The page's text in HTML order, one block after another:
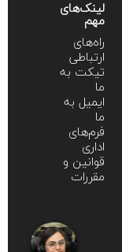
لینک‌های
مهم
راه‌های
ارتباطی
تیکت به
ما
ایمیل به
ما
فرم‌های
اداری
قوانین و
مقررات